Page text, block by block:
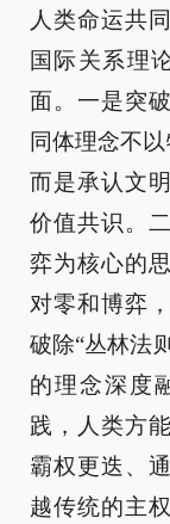
人类命运共
国际关系理
面。一是突
同体理念不
而是承认文
价值共识。
弈为核心的
对零和博弈
破除“丛林法
的理念深度
践，人类方
霸权更迭、
越传统的主